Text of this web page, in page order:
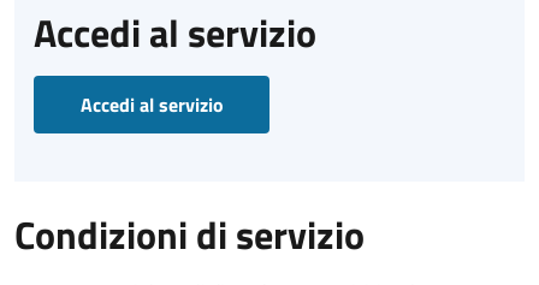
Accedi al servizio
Accedi al servizio
Condizioni di servizio